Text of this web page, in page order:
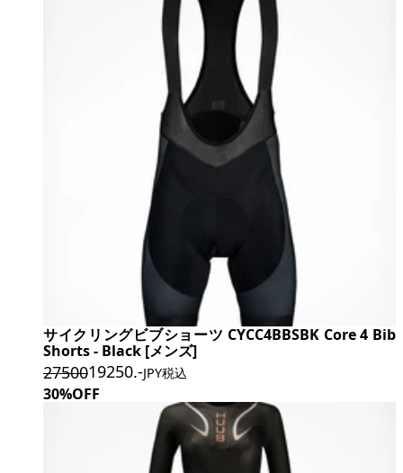
サイクリングビブショーツ CYCC4BBSBK Core 4 Bib
Shorts - Black [メンズ]
2750019250.-JPY税込
30%OFF